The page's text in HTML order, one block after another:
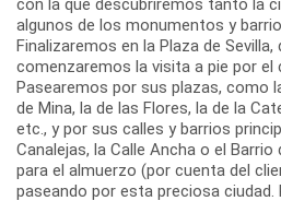
con la que descubriremos tanto la
algunos de los monumentos y
Finalizaremos en la Plaza de Sevilla,
comenzaremos la visita a pie por
Pasearemos por sus plazas, como
de Mina, la de las Flores, la de la
etc., y por sus calles y barrios
Canalejas, la Calle Ancha o el
para el almuerzo (por cuenta del
paseando por esta preciosa ciudad.